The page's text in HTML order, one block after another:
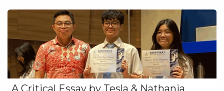
A Critical Essay by Tesla & Nathania